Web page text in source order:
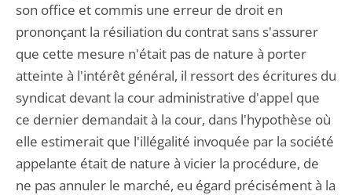
son office et commis une erreur de droit en
prononçant la résiliation du contrat sans s'assurer
que cette mesure n'était pas de nature à porter
atteinte à l'intérêt général, il ressort des écritures du
syndicat devant la cour administrative d'appel que
ce dernier demandait à la cour, dans l'hypothèse où
elle estimerait que l'illégalité invoquée par la société
appelante était de nature à vicier la procédure, de
ne pas annuler le marché, eu égard précisément à la